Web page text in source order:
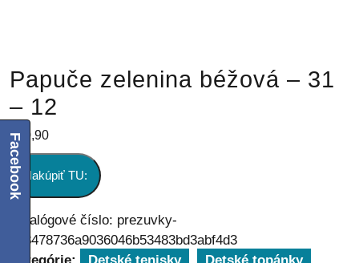
Papuče zelenina béžová – 31
– 12
€20,90
Nakúpiť TU:
Katalógové číslo: prezuvky-
ad8478736a9036046b53483bd3abf4d3
Kategórie:
Detské tenisky , Detské topánky ,
Facebook